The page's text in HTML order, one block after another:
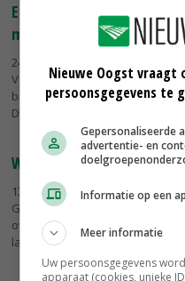
Energieproductie en -
mogelijkheden
24-10-2023
Voorbeeld is het verminderen
brandstoffen en terugdringen
De...
Webinar Energieproductie
13-10-2023
- Nieuwe Oogst
GroenLeven, Windunie en
over energie. In dit webinar op
laatste...
Nieuwe Oogst vraagt
persoonsgegevens te
Gepersonaliseerde
advertentie- en
Informatie op een
Meer informatie
Uw persoonsgegevens
apparaat (cookies, unieke